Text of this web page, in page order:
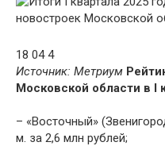
18 04 4
Источник: Метриум
Московской области в I
– «Восточный»
м. за 2,6 млн рублей;